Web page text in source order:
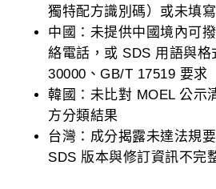
獨特配方識別碼）或未填
中國：未提供中國境內可
絡電話，或 SDS 用語與格
30000、GB/T 17519 要求
韓國：未比對 MOEL 公示
方分類結果
台灣：成分揭露未達法規
SDS 版本與修訂資訊不完